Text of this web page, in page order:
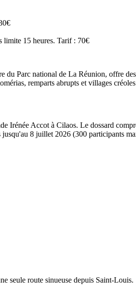
limite 15 heures. Tarif : 70€
Parc national de La Réunion, offre
remparts abrupts et villages
Irénée Accot à Cilaos. Le dossard
jusqu'au 8 juillet 2026 (300 participants
seule route sinueuse depuis Saint-Louis.